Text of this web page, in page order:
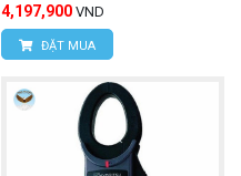
4,197,900 VND
ĐẶT MUA